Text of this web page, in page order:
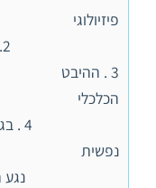
3 . ההיבט
4 .
נגע הסמים